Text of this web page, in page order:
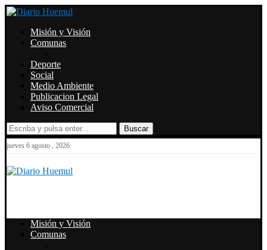
Misión y Visión
Comunas
Deporte
Social
Medio Ambiente
Publicacion Legal
Aviso Comercial
Buscar
jueves 6 agosto , 2026
Misión y Visión
Comunas